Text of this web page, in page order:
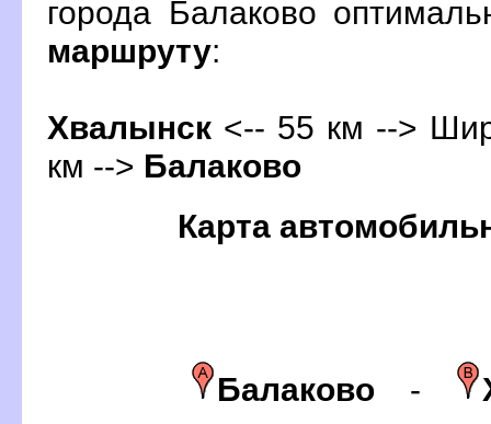
орода Балаково
маршруту:
Хвалынск <-- 55 км -->
км --> Балаково
Карта
Балаково -